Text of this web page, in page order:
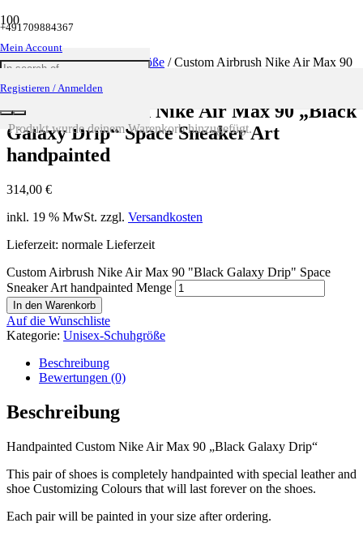
+491709884367
Mein Account
Registieren / Anmelden
Produktwurde deinem Warenkorb hinzugefügt.
Startseite/Unisex-Schuhgröße / Custom Airbrush Nike Air Max 90
Custom Airbrush Nike Air Max 90 „Black
Galaxy Drip“ Space Sneaker Art
handpainted
314,00 €
inkl. 19 % MwSt. zzgl. Versandkosten
Lieferzeit: normale Lieferzeit
Custom Airbrush Nike Air Max 90 "Black Galaxy Drip" Space
Sneaker Art handpainted Menge
In den Warenkorb
Auf die Wunschliste
Kategorie: Unisex-Schuhgröße
Beschreibung
Bewertungen (0)
Beschreibung
Handpainted Custom Nike Air Max 90 „Black Galaxy Drip“
This pair of shoes is completely handpainted with special leather and
shoe Customizing Colours that will last forever on the shoes.
Each pair will be painted in your size after ordering.